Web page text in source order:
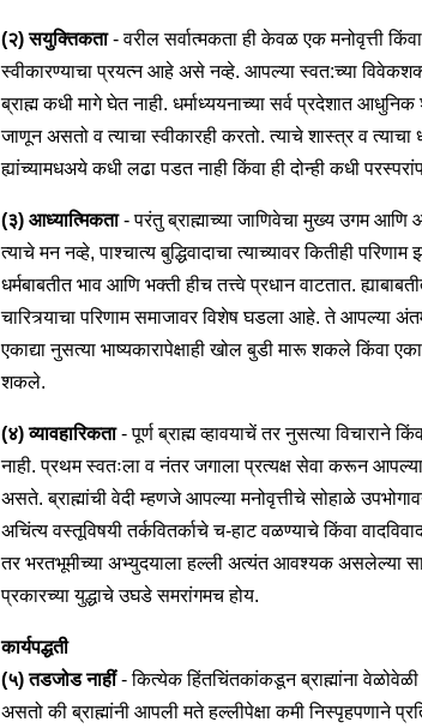
(२) सयुक्तिकता- वरील सर्वात्मकता ही केवळ एक मनोवृत्ती
स्वीकारण्याचा प्रयत्न आहे असे नव्हे. आपल्या स्वत:च्या
ब्राह्म कधी मागे घेत नाही. धर्माध्ययनाच्या सर्व प्रदेशात
जाणून असतो व त्याचा स्वीकारही करतो. त्याचे शास्त्र व त्याचा
ह्यांच्यामधअये कधी लढा पडत नाही किंवा ही दोन्ही कधी
(३) आध्यात्मिकता- परंतु ब्राह्माच्या जाणिवेचा मुख्य उगम
त्याचे मन नव्हे, पाश्चात्य बुद्धिवादाचा त्याच्यावर कितीही
धर्मबाबतीत भाव आणि भक्ती हीच तत्त्वे प्रधान वाटतात.
चारित्र्याचा परिणाम समाजावर विशेष घडला आहे. ते आपल्या
एकाद्या नुसत्या भाष्यकारापेक्षाही खोल बुडी मारू शकले किंवा
शकले.
(४) व्यावहारिकता- पूर्ण ब्राह्म व्हावयाचें तर नुसत्या विचाराने
नाही. प्रथम स्वतःला व नंतर जगाला प्रत्यक्ष सेवा करून आपल्या
असते. ब्राह्मांची वेदी म्हणजे आपल्या मनोवृत्तीचे सोहाळे
अचिंत्य वस्तूविषयी तर्कवितर्काचे च-हाट वळण्याचे किंवा
तर भरतभूमीच्या अभ्युदयाला हल्ली अत्यंत आवश्यक असलेल्या
प्रकारच्या युद्धाचे उघडे समरांगमच होय.
कार्यपद्धती
(५) तडजोड नाहीं- कित्येक हिंतचिंतकांकडून ब्राह्मांना
असतो की ब्राह्मांनी आपली मते हल्लीपेक्षा कमी निस्पृहपणाने